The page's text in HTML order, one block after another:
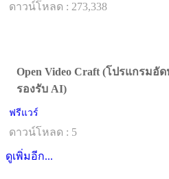
ดาวน์โหลด : 273,338
Open Video Craft (โปรแกรมอั
รองรับ AI)
ฟรีแวร์
ดาวน์โหลด : 5
ดูเพิ่มอีก...